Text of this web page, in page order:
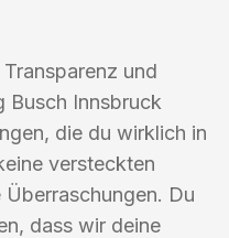
und
Busch Innsbruck
die du wirklich in
versteckten
Überraschungen. Du
dass wir deine